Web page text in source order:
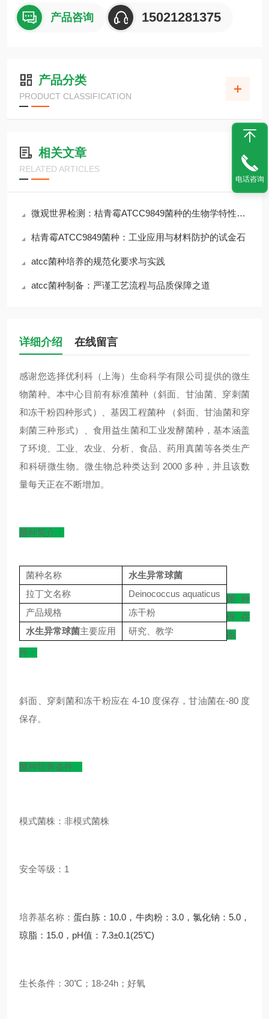
产品咨询 15021281375
产品分类
PRODUCT CLASSIFICATION
相关文章
RELATED ARTICLES
微观世界检测：桔青霉ATCC9849菌种的生物学特性与风险
桔青霉ATCC9849菌种：工业应用与材料防护的试金石
atcc菌种培养的规范化要求与实践
atcc菌种制备：严谨工艺流程与品质保障之道
详细介绍 在线留言
感谢您选择优利科（上海）生命科学有限公司提供的微生
物菌种。本中心目前有标准菌种（斜面、甘油菌、穿刺菌
和冻干粉四种形式）、基因工程菌种 （斜面、甘油菌和穿
刺菌三种形式）、食用益生菌和工业发酵菌种，基本涵盖
了环境、工业、农业、分析、食品、药用真菌等各类生产
和科研微生物。微生物总种类达到 2000 多种，并且该数
量每天正在不断增加。
菌种简介：
菌种名称
水生异常球菌
拉丁文名称
Deinococcus aquaticus
产品规格
冻干粉
水生异常球菌主要应用 研究、教学
菌种
保存
条
件：
斜面、穿刺菌和冻干粉应在 4-10 度保存，甘油菌在-80 度
保存。
菌种培养条件：
模式菌株：非模式菌株
安全等级：1
培养基名称：蛋白胨：10.0，牛肉粉：3.0，氯化钠：5.0，
琼脂：15.0，pH值：7.3±0.1(25℃)
生长条件：30℃；18-24h；好氧
电话咨询